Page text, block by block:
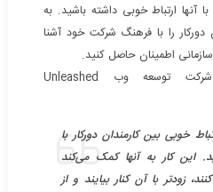
آنها ارتباط خوبی داشته باشید. به
را با فرهنگ شرکت خود آشنا
اطمینان حاصل کنید.
میشل سپنوزا، مدیرعامل شرکت توسعه وب Unleashed
خوبی بین کارمندان دورکار با
این کار به آنها کمک می‌کند
زودتر با آن کنار بیایند و از